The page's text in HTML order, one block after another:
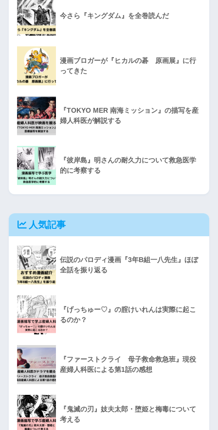
今さら『キングダム』を全巻読んだ
漫画ブロガーが『ヒカルの碁 原画展』に行
ってきた
『TOKYO MER 南海ミッション』の描写を産
婦人科医が解説する
『彼岸島』明さんの耐久力について救急医学
的に考察する
人気記事
伝説のパロディ漫画『3年B組一八先生』ほぼ
全話を振り返る
『げっちゅー♡』の腟けいれんは実際に起こ
るのか？
『ファーストクライ 母子救命救急班』現役
産婦人科医による第1話の感想
『鬼滅の刃』妓夫太郎・堕姫と梅毒について
考える